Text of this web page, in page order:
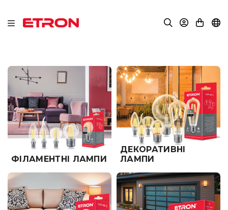
ФІЛАМЕНТНІ ЛАМПИ
ДЕКОРАТИВНІ
ЛАМПИ